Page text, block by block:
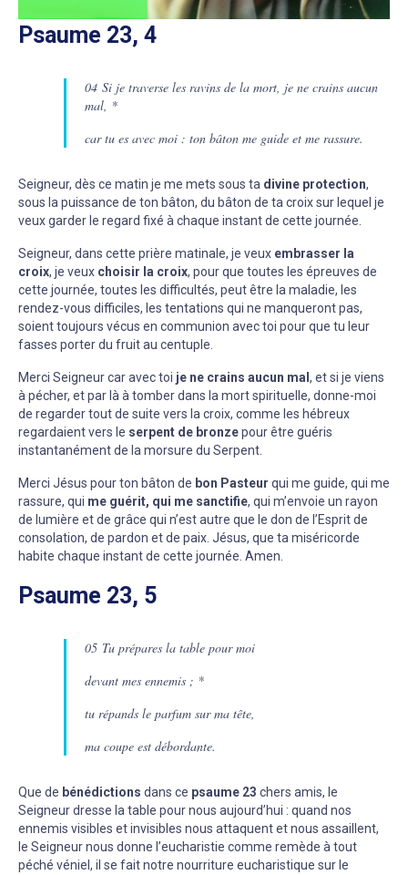
Psaume 23, 4
04 Si je traverse les ravins de la mort, je ne crains aucun
mal, *
car tu es avec moi : ton bâton me guide et me rassure.
Seigneur, dès ce matin je me mets sous ta divine protection,
sous la puissance de ton bâton, du bâton de ta croix sur lequel je
veux garder le regard fixé à chaque instant de cette journée.
Seigneur, dans cette prière matinale, je veux embrasser la
croix, je veux choisir la croix, pour que toutes les épreuves de
cette journée, toutes les difficultés, peut être la maladie, les
rendez-vous difficiles, les tentations qui ne manqueront pas,
soient toujours vécus en communion avec toi pour que tu leur
fasses porter du fruit au centuple.
Merci Seigneur car avec toi je ne crains aucun mal , et si je viens
à pécher, et par là à tomber dans la mort spirituelle, donne-moi
de regarder tout de suite vers la croix, comme les hébreux
regardaient vers le serpent de bronzepour être guéris
instantanément de la morsure du Serpent.
Merci Jésus pour ton bâton de bon Pasteur qui me guide, qui me
rassure, qui me guérit, qui me sanctifie, qui m’envoie un rayon
de lumière et de grâce qui n’est autre que le don de l’Esprit de
consolation, de pardon et de paix. Jésus, que ta miséricorde
habite chaque instant de cette journée. Amen.
Psaume 23, 5
05 Tu prépares la table pour moi
devant mes ennemis ; *
tu répands le parfum sur ma tête,
ma coupe est débordante.
Que de bénédictions dans ce psaume 23 chers amis, le
Seigneur dresse la table pour nous aujourd’hui : quand nos
ennemis visibles et invisibles nous attaquent et nous assaillent,
le Seigneur nous donne l’eucharistie comme remède à tout
péché véniel, il se fait notre nourriture eucharistique sur le